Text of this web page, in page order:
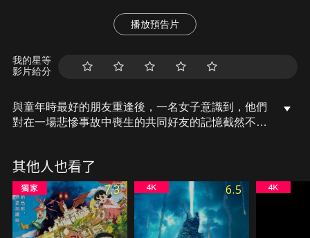
播放預告片
我的星等
影片給分
與童年時最好的朋友重逢後，一名女子意識到，他們
對在一場悲慘事故中喪生的共同好友的記憶截然不
其他人也看了
7.3 6.5